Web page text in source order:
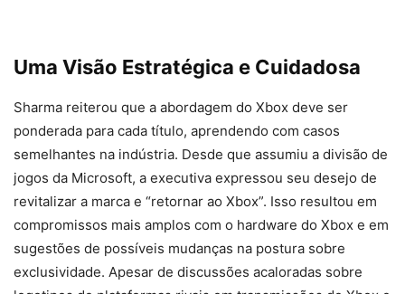
Uma Visão Estratégica e Cuidadosa
Sharma reiterou que a abordagem do Xbox deve ser
ponderada para cada título, aprendendo com casos
semelhantes na indústria. Desde que assumiu a divisão de
jogos da Microsoft, a executiva expressou seu desejo de
revitalizar a marca e “retornar ao Xbox”. Isso resultou em
compromissos mais amplos com o hardware do Xbox e em
sugestões de possíveis mudanças na postura sobre
exclusividade. Apesar de discussões acaloradas sobre